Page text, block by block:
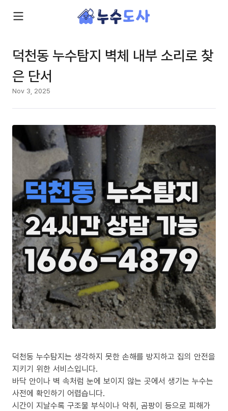
덕천동 누수탐지 벽체 내부 소리로 찾
은 단서
Nov 3, 2025
덕천동 누수탐지는 생각하지 못한 손해를 방지하고 집의 안전을
지키기 위한 서비스입니다.
바닥 안이나 벽 속처럼 눈에 보이지 않는 곳에서 생기는 누수는
사전에 확인하기 어렵습니다.
시간이 지날수록 구조물 부식이나 악취, 곰팡이 등으로 피해가